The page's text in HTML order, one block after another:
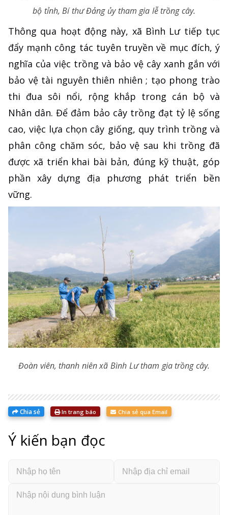
bộ tỉnh, Bí thư Đảng ủy tham gia lễ trồng cây.
Thông qua hoạt động này, xã Bình Lư tiếp tục
đẩy mạnh công tác tuyên truyền về mục đích, ý
nghĩa của việc trồng và bảo vệ cây xanh gắn với
bảo vệ tài nguyên thiên nhiên ; tạo phong trào
thi đua sôi nổi, rộng khắp trong cán bộ và
Nhân dân. Để đảm bảo cây trồng đạt tỷ lệ sống
cao, việc lựa chọn cây giống, quy trình trồng và
phân công chăm sóc, bảo vệ sau khi trồng đã
được xã triển khai bài bản, đúng kỹ thuật, góp
phần xây dựng địa phương phát triển bền
vững.
Đoàn viên, thanh niên xã Bình Lư tham gia trồng cây.
Chia sẻ In trang báo Chia sẻ qua Email
Ý kiến bạn đọc